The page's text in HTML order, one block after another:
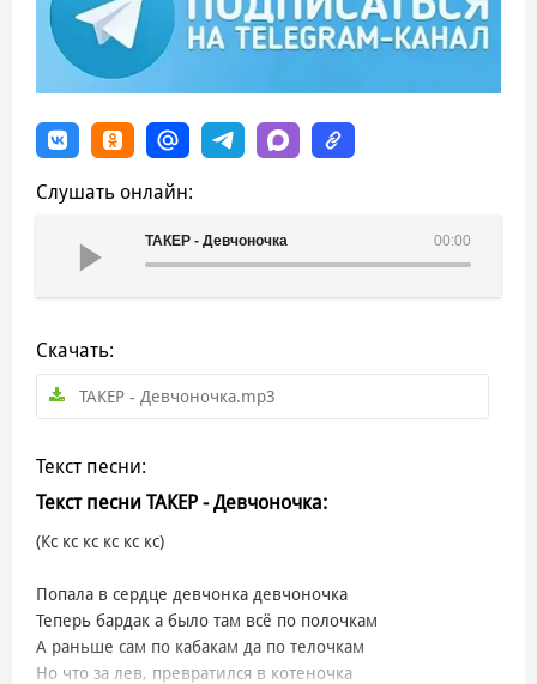
Слушать онлайн:
00:00
ТАКЕР - Девчоночка
Скачать:
ТАКЕР - Девчоночка.mp3
Текст песни:
Текст песни ТАКЕР - Девчоночка:
(Кс кс кс кс кс кс)
Попала в сердце девчонка девчоночка
Теперь бардак а было там всё по полочкам
А раньше сам по кабакам да по телочкам
Но что за лев, превратился в котеночка